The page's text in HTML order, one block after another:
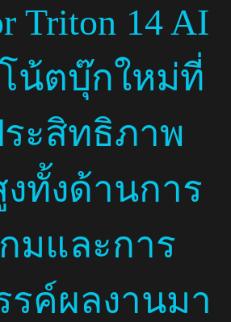
Triton 14 AI
น้ตบุ๊กใหม่ที่
ะสิทธิภาพ
ทั้งด้านการ
กมและการ
รค์ผลงานมา